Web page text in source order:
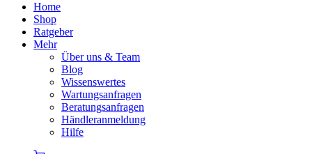
Home
Shop
Ratgeber
Mehr
Über uns & Team
Blog
Wissenswertes
Wartungsanfragen
Beratungsanfragen
Händleranmeldung
Hilfe